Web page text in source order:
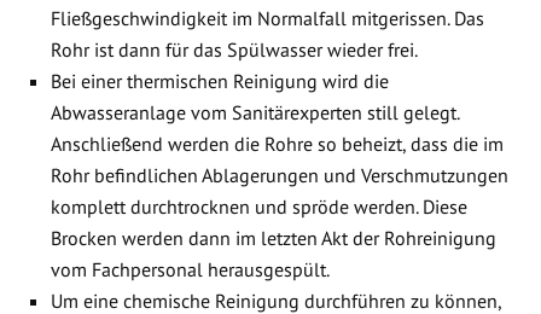
Fließgeschwindigkeit im Normalfall mitgerissen. Das
Rohr ist dann für das Spülwasser wieder frei.
Bei einer thermischen Reinigung wird die
Abwasseranlage vom Sanitärexperten still gelegt.
Anschließend werden die Rohre so beheizt, dass die im
Rohr befindlichen Ablagerungen und Verschmutzungen
komplett durchtrocknen und spröde werden. Diese
Brocken werden dann im letzten Akt der Rohreinigung
vom Fachpersonal herausgespült.
Um eine chemische Reinigung durchführen zu können,